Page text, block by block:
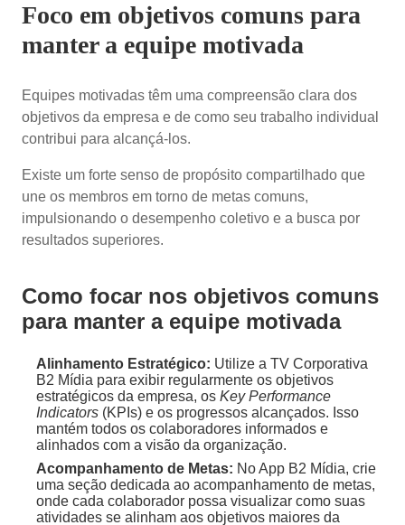
Foco em objetivos comuns para
manter a equipe motivada
Equipes motivadas têm uma compreensão clara dos
objetivos da empresa e de como seu trabalho individual
contribui para alcançá-los.
Existe um forte senso de propósito compartilhado que
une os membros em torno de metas comuns,
impulsionando o desempenho coletivo e a busca por
resultados superiores.
Como focar nos objetivos comuns
para manter a equipe motivada
Alinhamento Estratégico: Utilize a TV Corporativa
B2 Mídia para exibir regularmente os objetivos
estratégicos da empresa, os Key Performance
Indicators (KPIs) e os progressos alcançados. Isso
mantém todos os colaboradores informados e
alinhados com a visão da organização.
Acompanhamento de Metas: No App B2 Mídia, crie
uma seção dedicada ao acompanhamento de metas,
onde cada colaborador possa visualizar como suas
atividades se alinham aos objetivos maiores da